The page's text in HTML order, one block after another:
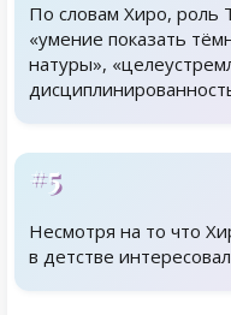
По словам Хиро, роль
«умение показать
натуры»,
#5
Несмотря на то что
в детстве